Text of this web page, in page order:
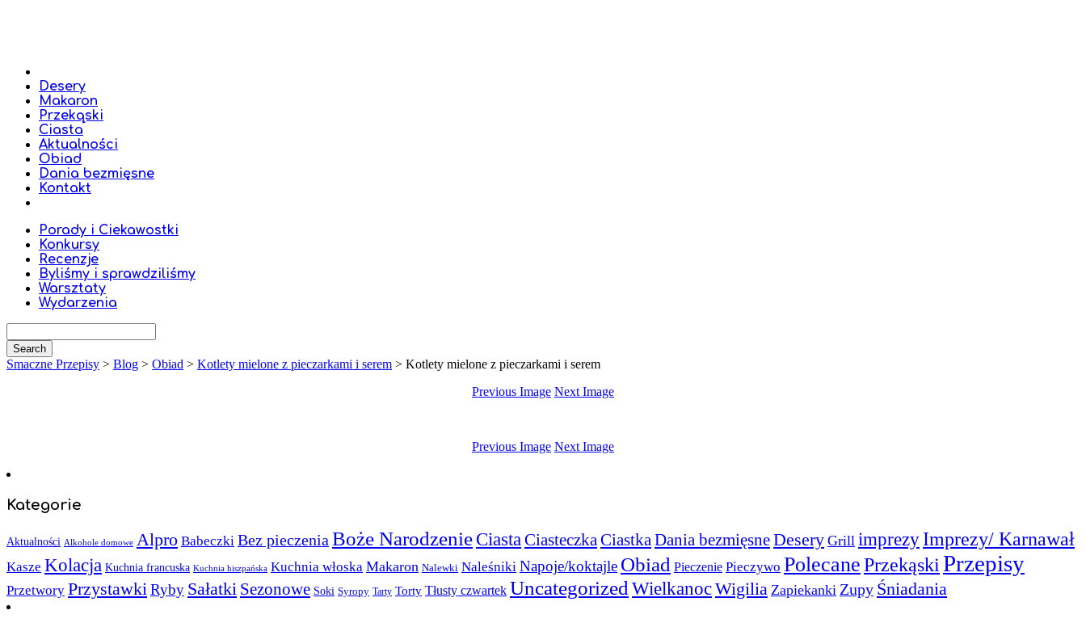
Desery
Makaron
Przekąski
Ciasta
Aktualności
Obiad
Dania bezmięsne
Kontakt
Porady i Ciekawostki
Konkursy
Recenzje
Byliśmy i sprawdziliśmy
Warsztaty
Wydarzenia
Smaczne Przepisy > Blog > Obiad > Kotlety mielone z pieczarkami i serem > Kotlety mielone z pieczarkami i serem
Previous Image Next Image
Previous Image Next Image
Kategorie
Aktualności Alkohole domowe Alpro Babeczki Bez pieczeniaBoże NarodzenieCiastaCiasteczkaCiastkaDania bezmięsneDesery Grill imprezy Imprezy/ Karnawał
Kasze Kolacja Kuchnia francuska Kuchnia hiszpańska Kuchnia włoska Makaron Nalewki Naleśniki Napoje/koktajle Obiad Pieczenie Pieczywo PolecanePrzekąskiPrzepisy
Przetwory PrzystawkiRyby Sałatki Sezonowe Soki Syropy Tarty Torty Tłusty czwartek UncategorizedWielkanocWigilia Zapiekanki Zupy Śniadania